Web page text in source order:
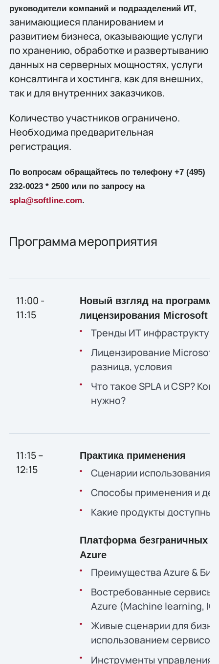
руководители компаний и подразделений ИТ,
занимающиеся планированием и
развитием бизнеса, оказывающие услуги
по хранению, обработке и развертыванию
данных на серверных мощностях, услуги
консалтинга и хостинга, как для внешних,
так и для внутренних заказчиков.
Количество участников ограничено.
Необходима предварительная
регистрация.
По вопросам обращайтесь по телефону +7 (495)
232-0023 * 2500 или по запросу на
spla@softline.com.
Программа мероприятия
11:00 -
11:15
Новый взгляд на
лицензирования Microsoft
Тренды ИТ
Лицензирование
разница, условия
Что такое SPLA и CSP?
нужно?
11:15 –
12:15
Практика применения
Сценарии использования
Способы применения и
Какие продукты доступны?
Платформа безграничных
Azure
Преимущества Azure &
Востребованные сервисы,
Azure (Machine learning,
Живые сценарии для
использованием сервисов
Инструменты управления